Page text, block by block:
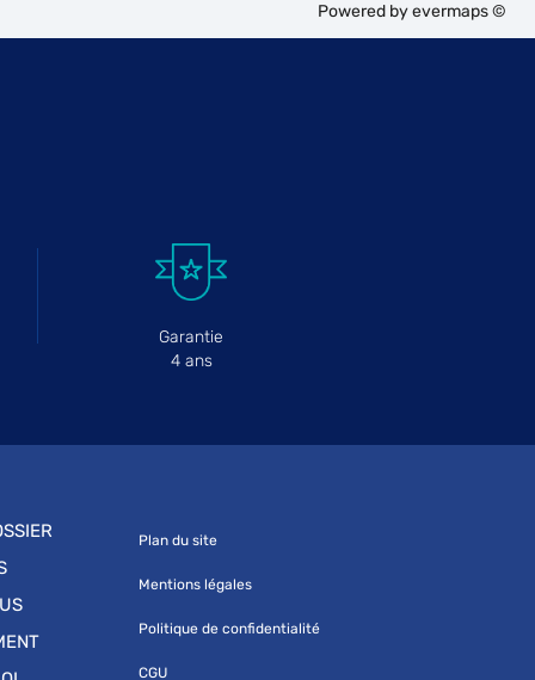
Powered byevermaps ©
Garantie
4 ans
Plan du site
Mentions légales
Politique de confidentialité
CGU